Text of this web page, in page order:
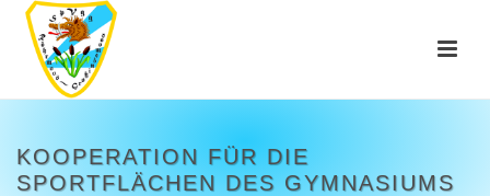
KOOPERATION FÜR DIE
SPORTFLÄCHEN DES GYMNASIUMS